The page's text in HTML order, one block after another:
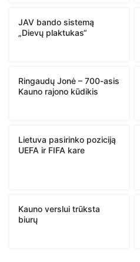
JAV bando sistemą
„Dievų plaktukas“
Ringaudų Jonė – 700-asis
Kauno rajono kūdikis
Lietuva pasirinko poziciją
UEFA ir FIFA kare
Kauno verslui trūksta
biurų